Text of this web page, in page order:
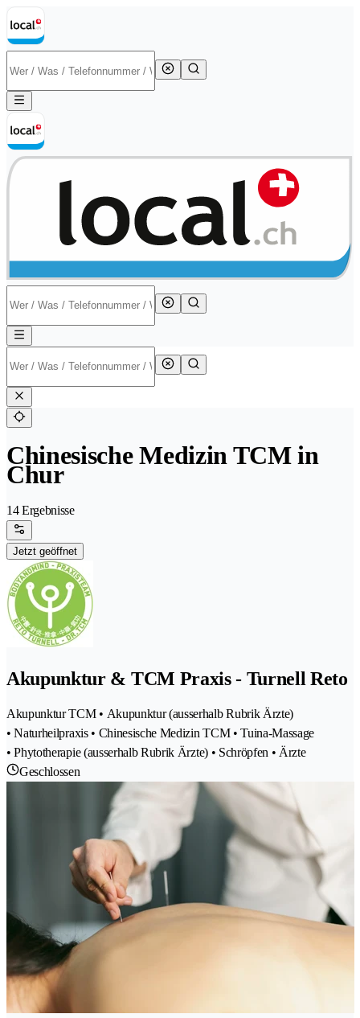
Chinesische Medizin TCM in
Chur
14 Ergebnisse
Jetzt geöffnet
Akupunktur & TCM Praxis - Turnell Reto
Akupunktur TCM • Akupunktur (ausserhalb Rubrik Ärzte)
• Naturheilpraxis • Chinesische Medizin TCM • Tuina-Massage
• Phytotherapie (ausserhalb Rubrik Ärzte) • Schröpfen • Ärzte
Geschlossen